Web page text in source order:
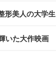
形美人の大学
いた大作映画